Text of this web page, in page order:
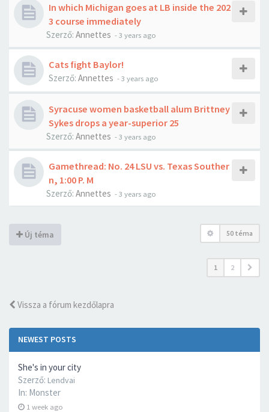
NEWEST POSTS
She's in your city
Szerző: Lendvai
In: Monster
1 week ago
In which Michigan goes at LB inside the 202
3 course immediately
Szerző: Annettes -3 years ago
Cats fight Baylor!
Szerző: Annettes -3 years ago
Syracuse women basketball alum Brittney
Sykes drops a year-superior 25
Szerző: Annettes -3 years ago
Gamethread: No. 24 LSU vs. Texas Souther
n, 1:00 P. M
Szerző: Annettes -3 years ago
Új téma 50 téma
1 2
Vissza a fórum kezdőlapra